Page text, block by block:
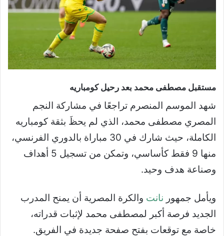
مستقبل مصطفى محمد بعد رحيل كومباريه
شهد الموسم المنصرم تراجعًا في مشاركة النجم
المصري مصطفى محمد، الذي لم يحظَ بثقة كومباريه
الكاملة، حيث شارك في 30 مباراة بالدوري الفرنسي،
منها 9 فقط كأساسي، وتمكن من تسجيل 5 أهداف
وصناعة هدف وحيد.
ويأمل جمهور نانت والكرة المصرية أن يمنح المدرب
الجديد فرصة أكبر لمصطفى محمد لإثبات قدراته،
خاصة مع توقعات بفتح صفحة جديدة في الفريق.